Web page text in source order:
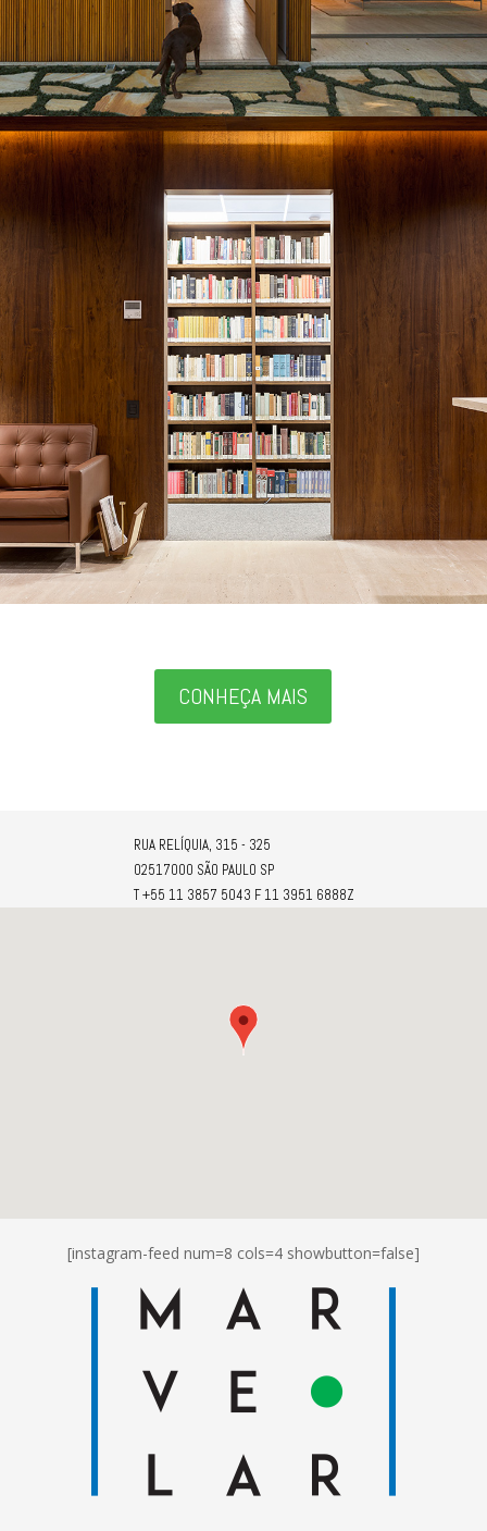
CONHEÇA MAIS
RUA RELÍQUIA, 315 - 325
02517000 SÃO PAULO SP
T +55 11 3857 5043 F 11 3951 6888Z
[instagram-feed num=8 cols=4 showbutton=false]